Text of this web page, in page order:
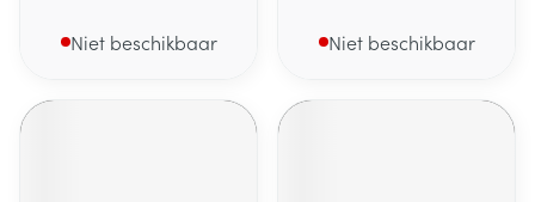
Niet beschikbaar Niet beschikbaar